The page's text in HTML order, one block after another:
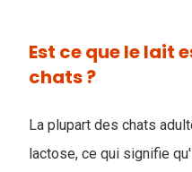
Est ce que le lait
chats ?
La plupart des chats
lactose, ce qui signifie